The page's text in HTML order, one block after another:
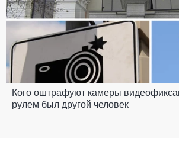
Кого оштрафуют камеры
рулем был другой человек